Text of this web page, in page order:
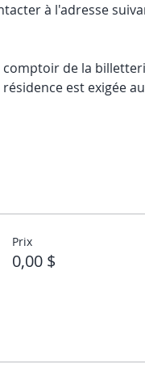
à l'adresse
de la
est exigée
Prix
0,00 $